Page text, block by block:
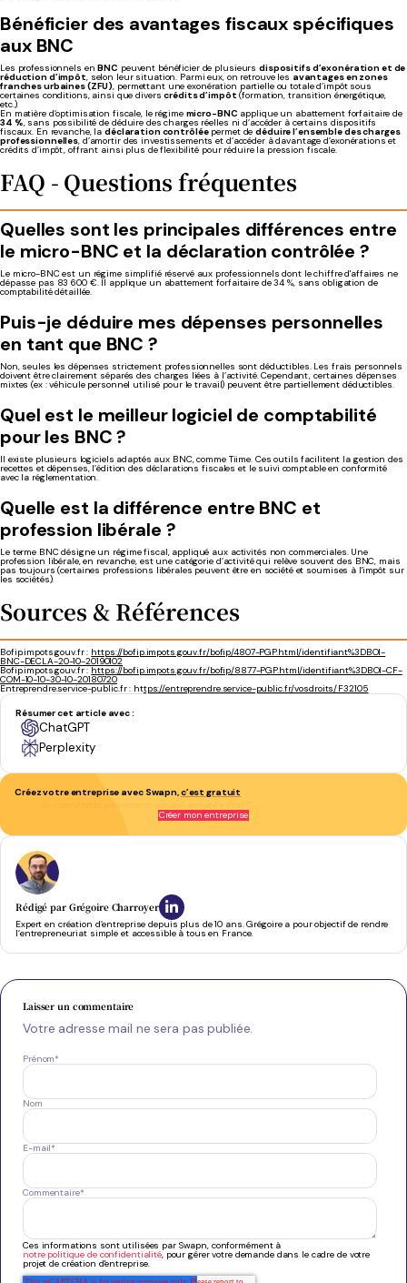
Bénéficier des avantages fiscaux spécifiques
aux BNC
Les professionnels enBNC peuvent bénéficier de plusieursdispositifs d’exonération et de
réduction d’impôt, selon leur situation. Parmi eux, on retrouve les avantages en zones
franches urbaines (ZFU), permettant une exonération partielle ou totale d’impôt sous
certaines conditions, ainsi que diverscrédits d’impôt (formation, transition énergétique,
etc.).
En matière d’optimisation fiscale, le régime micro-BNC applique un abattement forfaitaire de
34 %, sans possibilité de déduire des charges réelles ni d’accéder à certains dispositifs
fiscaux. En revanche, la déclaration contrôléepermet dedéduire l’ensemble des charges
professionnelles, d’amortir des investissements et d’accéder à davantage d’exonérations et
crédits d’impôt, offrant ainsi plus de flexibilité pour réduire la pression fiscale.
FAQ - Questions fréquentes
Quelles sont les principales différences entre
le micro-BNC et la déclaration contrôlée ?
Le micro-BNC est un régime simplifié réservé aux professionnels dont le chiffre d'affaires ne
dépasse pas 83 600 €. Il applique un abattement forfaitaire de 34 %, sans obligation de
comptabilité détaillée.
Puis-je déduire mes dépenses personnelles
en tant que BNC ?
Non, seules les dépenses strictement professionnelles sont déductibles. Les frais personnels
doivent être clairement séparés des charges liées à l’activité. Cependant, certaines dépenses
mixtes (ex : véhicule personnel utilisé pour le travail) peuvent être partiellement déductibles.
Quel est le meilleur logiciel de comptabilité
pour les BNC ?
Il existe plusieurs logiciels adaptés aux BNC, comme Tiime. Ces outils facilitent la gestion des
recettes et dépenses, l’édition des déclarations fiscales et le suivi comptable en conformité
avec la réglementation.
Quelle est la différence entre BNC et
profession libérale ?
Le terme BNC désigne un régime fiscal, appliqué aux activités non commerciales. Une
profession libérale, en revanche, est une catégorie d’activité qui relève souvent des BNC, mais
pas toujours (certaines professions libérales peuvent être en société et soumises à l'impôt sur
les sociétés).
Sources & Références
Bofip.impots.gouv.fr : https://bofip.impots.gouv.fr/bofip/4807-PGP.html/identifiant%3DBOI-
BNC-DECLA-20-10-20190102
Bofip.impots.gouv.fr :https://bofip.impots.gouv.fr/bofip/8877-PGP.html/identifiant%3DBOI-CF-
COM-10-10-30-10-20180720
Entreprendre.service-public.fr : https://entreprendre.service-public.fr/vosdroits/F32105
Résumer cet article avec :
ChatGPT
Perplexity
Créez votre entreprise avec Swapn,c’est gratuit
Créer mon entreprise
Rédigé par Grégoire Charroyer
Expert en création d’entreprise depuis plus de 10 ans. Grégoire a pour objectif de rendre
l’entrepreneuriat simple et accessible à tous en France.
Laisser un commentaire
Votre adresse mail ne sera pas publiée.
Prénom*
Nom
E-mail*
Commentaire*
Ces informations sont utilisées par Swapn, conformément à
notre politique de confidentialité, pour gérer votre demande dans le cadre de votre
projet de création d'entreprise.